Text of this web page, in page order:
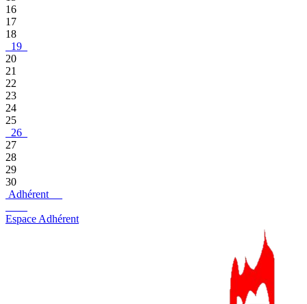
16
17
18
19
20
21
22
23
24
25
26
27
28
29
30
Adhérent
Espace Adhérent